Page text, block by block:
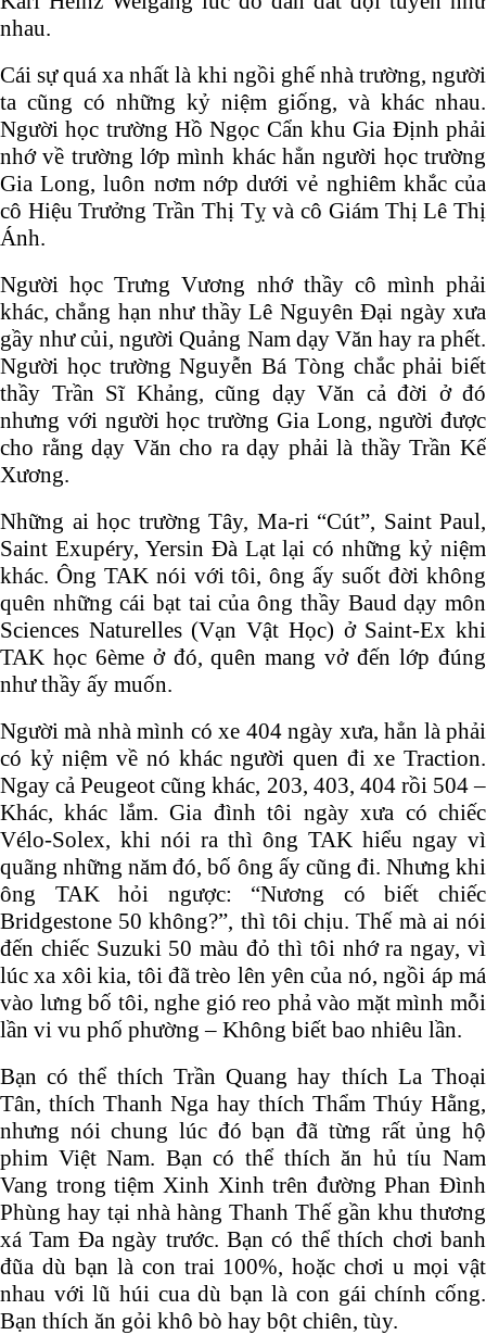
nhau.
Cái sự quá xa nhất là khi ngồi ghế nhà trường, người
ta cũng có những kỷ niệm giống, và khác nhau.
Người học trường Hồ Ngọc Cẩn khu Gia Định phải
nhớ về trường lớp mình khác hẳn người học trường
Gia Long, luôn nơm nớp dưới vẻ nghiêm khắc của
cô Hiệu Trưởng Trần Thị Tỵ và cô Giám Thị Lê Thị
Ánh.
Người học Trưng Vương nhớ thầy cô mình phải
khác, chẳng hạn như thầy Lê Nguyên Đại ngày xưa
gầy như củi, người Quảng Nam dạy Văn hay ra phết.
Người học trường Nguyễn Bá Tòng chắc phải biết
thầy Trần Sĩ Khảng, cũng dạy Văn cả đời ở đó
nhưng với người học trường Gia Long, người được
cho rằng dạy Văn cho ra dạy phải là thầy Trần Kế
Xương.
Những ai học trường Tây, Ma-ri “Cút”, Saint Paul,
Saint Exupéry, Yersin Đà Lạt lại có những kỷ niệm
khác. Ông TAK nói với tôi, ông ấy suốt đời không
quên những cái bạt tai của ông thầy Baud dạy môn
Sciences Naturelles (Vạn Vật Học) ở Saint-Ex khi
TAK học 6ème ở đó, quên mang vở đến lớp đúng
như thầy ấy muốn.
Người mà nhà mình có xe 404 ngày xưa, hẳn là phải
có kỷ niệm về nó khác người quen đi xe Traction.
Ngay cả Peugeot cũng khác, 203, 403, 404 rồi 504 –
Khác, khác lắm. Gia đình tôi ngày xưa có chiếc
Vélo-Solex, khi nói ra thì ông TAK hiểu ngay vì
quãng những năm đó, bố ông ấy cũng đi. Nhưng khi
ông TAK hỏi ngược: “Nương có biết chiếc
Bridgestone 50 không?”, thì tôi chịu. Thế mà ai nói
đến chiếc Suzuki 50 màu đỏ thì tôi nhớ ra ngay, vì
lúc xa xôi kia, tôi đã trèo lên yên của nó, ngồi áp má
vào lưng bố tôi, nghe gió reo phả vào mặt mình mỗi
lần vi vu phố phường – Không biết bao nhiêu lần.
Bạn có thể thích Trần Quang hay thích La Thoại
Tân, thích Thanh Nga hay thích Thẩm Thúy Hằng,
nhưng nói chung lúc đó bạn đã từng rất ủng hộ
phim Việt Nam. Bạn có thể thích ăn hủ tíu Nam
Vang trong tiệm Xinh Xinh trên đường Phan Đình
Phùng hay tại nhà hàng Thanh Thế gần khu thương
xá Tam Đa ngày trước. Bạn có thể thích chơi banh
đũa dù bạn là con trai 100%, hoặc chơi u mọi vật
nhau với lũ húi cua dù bạn là con gái chính cống.
Bạn thích ăn gỏi khô bò hay bột chiên, tùy.